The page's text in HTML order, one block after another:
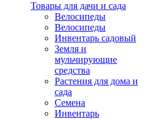
Товары для дачи и сада
Велосипеды
Велосипеды
Инвентарь садовый
Земля и
мульчирующие
средства
Растения для дома и
сада
Семена
Инвентарь